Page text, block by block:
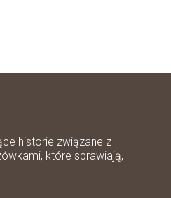
historie związane z
które sprawiają,